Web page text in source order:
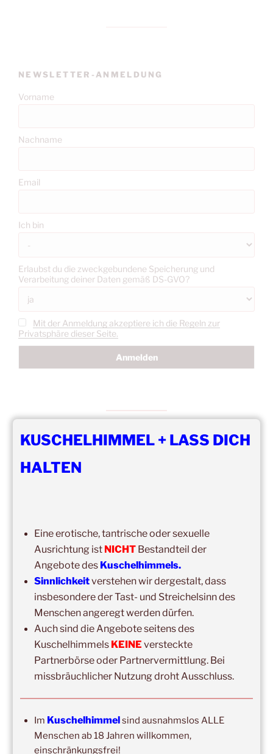
NEWSLETTER-ANMELDUNG
Vorname
Nachname
Email
Ich bin
Erlaubst du die zweckgebundene Speicherung und
Verarbeitung deiner Daten gemäß DS-GVO?
Mit der Anmeldung akzeptiere ich die Regeln zur
Privatsphäre dieser Seite.
Kuschelhimmel 5h Kuscheln
15:00–20:00,12. September 2026–
Erbach/Rheingau Kuschelhimmel 5h Kuscheln
Ausbildung Berührungs- und Kuscheltrainer*in
14:00–19:00,19. September 2026–Marburg
Kuschelhimmel 5h mit Klangschalenbegleitung
Wochenend-Event,26. September 2026–27.
September 2026–Wochenende für 2:1 Ausbildung
14:00 –20:00,3. Oktober 2026–Oberursel
Kuschelhimmel 6h
KUSCHELHIMMEL + LASS DICH
HALTEN
Eine erotische, tantrische oder sexuelle
Ausrichtung ist NICHTBestandteil der
Angebote des Kuschelhimmels.
Sinnlichkeitverstehen wir dergestalt, dass
insbesondere der Tast- und Streichelsinn des
Menschen angeregt werden dürfen.
Auch sind die Angebote seitens des
Kuschelhimmels KEINE versteckte
Partnerbörse oder Partnervermittlung. Bei
missbräuchlicher Nutzung droht Ausschluss.
Im Kuschelhimmelsind ausnahmslos ALLE
Menschen ab 18 Jahren willkommen,
einschränkungsfrei!